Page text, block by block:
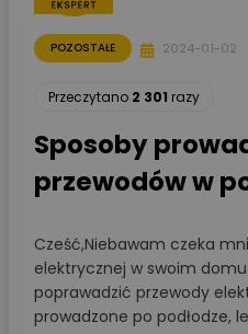
POZOSTAŁE 2024-01-02
Przeczytano 2 301 razy
Sposoby
przewodów w
Cześć,Niebawam czeka
elektrycznej w swoim
poprawadzić przewody
prowadzone po podłodze,